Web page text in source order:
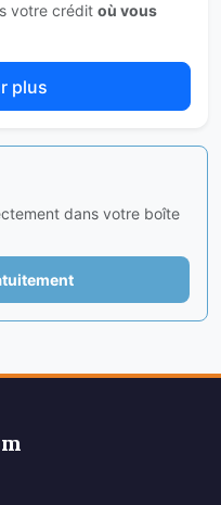
votre crédit où vous
plus
dans votre boîte